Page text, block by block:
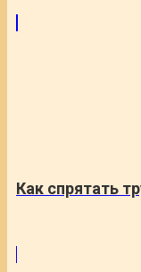
Как спрятать